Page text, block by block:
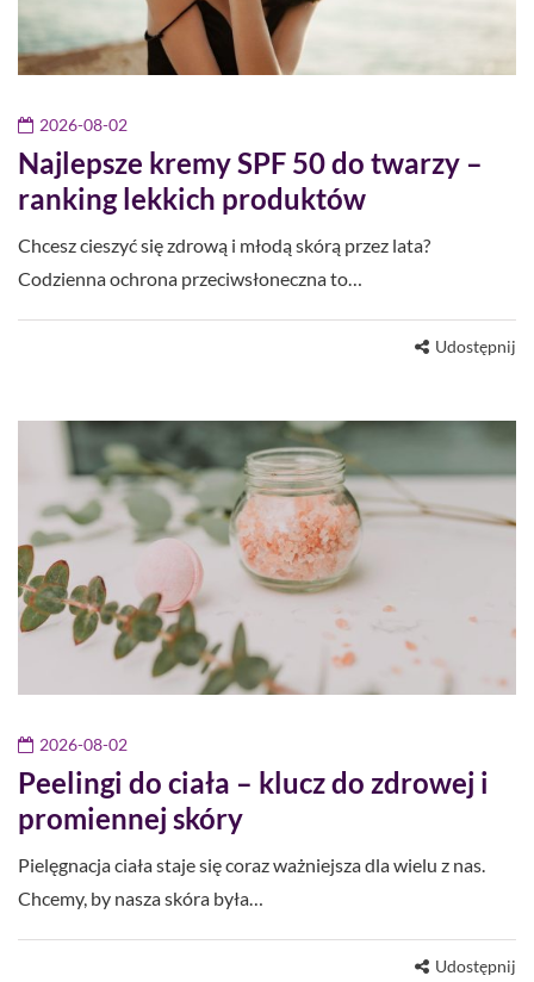
2026-08-02
Najlepsze kremy SPF 50 do twarzy –
ranking lekkich produktów
Chcesz cieszyć się zdrową i młodą skórą przez lata?
Codzienna ochrona przeciwsłoneczna to…
Udostępnij
2026-08-02
Peelingi do ciała – klucz do zdrowej i
promiennej skóry
Pielęgnacja ciała staje się coraz ważniejsza dla wielu z nas.
Chcemy, by nasza skóra była…
Udostępnij